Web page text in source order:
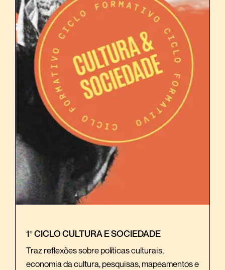
1º CICLO CULTURA E SOCIEDADE
Traz reflexões sobre políticas culturais,
economia da cultura, pesquisas, mapeamentos e